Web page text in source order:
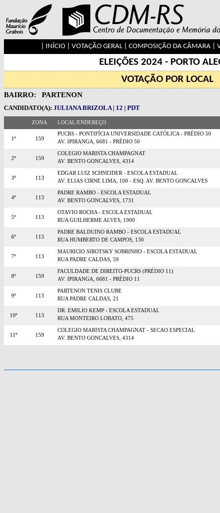
INÍCIO| VOTAÇÃO GERAL| COMPOSIÇÃO DA CÂMARA|
ELEIÇÕES 2024 - PORTO
VOTAÇÃO POR LOCAL
BAIRRO: PARTENON
CANDIDATO(A): JULIANA BRIZOLA | 12 | PDT
ZONA LOCAL/ENDEREÇO
1º 159
PUCRS - PONTIFÍCIA UNIVERSIDADE CATÓLICA - PRÉDIO 50
AV. IPIRANGA, 6681 - PRÉDIO 50
2º 159
COLEGIO MARISTA CHAMPAGNAT
AV. BENTO GONCALVES, 4314
3º 113
EDGAR LUIZ SCHNEIDER - ESCOLA ESTADUAL
AV. ELIAS CIRNE LIMA, 100 - ESQ. AV. BENTO GONCALVES
4º 113
PADRE RAMBO - ESCOLA ESTADUAL
AV. BENTO GONCALVES, 1731
5º 113
OTAVIO ROCHA - ESCOLA ESTADUAL
RUA GUILHERME ALVES, 1900
6º 113
PADRE BALDUINO RAMBO - ESCOLA ESTADUAL
RUA HUMBERTO DE CAMPOS, 130
7º 113
MAURICIO SIROTSKY SOBRINHO - ESCOLA ESTADUAL
RUA PADRE CALDAS, 59
8º 159
FACULDADE DE DIREITO-PUCRS (PRÉDIO 11)
AV. IPIRANGA, 6681 - PRÉDIO 11
9º 113
PARTENON TENIS CLUBE
RUA PADRE CALDAS, 21
10º 113
DR. EMILIO KEMP - ESCOLA ESTADUAL
RUA MONTEIRO LOBATO, 475
11º 159
COLEGIO MARISTA CHAMPAGNAT - SECAO ESPECIAL
AV. BENTO GONCALVES, 4314